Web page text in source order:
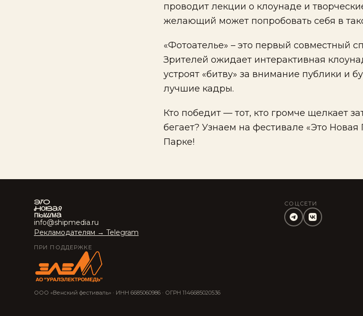
проводит лекции о клоунаде и
желающий может попробовать себя в
«Фотоателье» – это первый совместный
Зрителей ожидает интерактивная
устроят «битву» за внимание публики и
лучшие кадры.
Кто победит — тот, кто громче щелкает
бегает? Узнаем на фестивале «Это
Парке!
info@shipmedia.ru
Рекламодателям → Telegram
ПРИ ПОДДЕРЖКЕ
ООО «Венский фестиваль» · ИНН 6685060986 · ОГРН 1146685020536
СОЦСЕТИ